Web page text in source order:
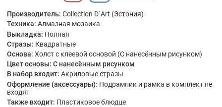
Производитель: Collection D`Art (Эстония)
Техника: Алмазная мозаика
Выкладка: Полная
Стразы: Квадратные
Основа: Холст с клеевой основой (С нанесённым рисунком)
Цвет основы: С нанесённым рисунком
В набор входит: Акриловые стразы
Оформление (аксессуары): Подрамник и рамка в комплект не
входят
Также входит: Пластиковое блюдце